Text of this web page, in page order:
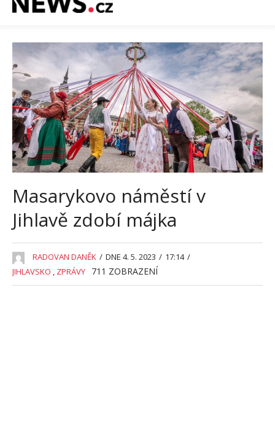
Masarykovo náměstí v
Jihlavě zdobí májka
RADOVAN DANĚK / DNE 4. 5. 2023 / 17:14 /
JIHLAVSKO , ZPRÁVY 711 ZOBRAZENÍ